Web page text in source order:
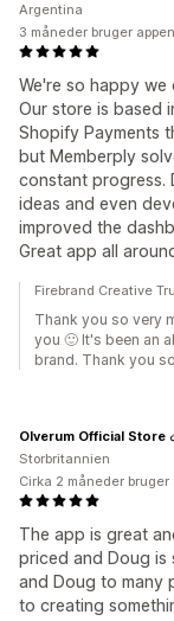
We're so happy we
Our store is based
Shopify Payments
but Memberply
constant progress.
ideas and even
improved the
Great app all
Argentina
3 måneder bruger appen
Firebrand Creative
Thank you so very
you 🙂 It's been an
brand. Thank you
The app is great
priced and Doug is
and Doug to many
to creating
Olverum Official Store
Storbritannien
Cirka 2 måneder bruger